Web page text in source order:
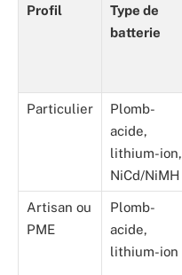
Profil
Type de
batterie
Particulier
Plomb-
acide,
lithium-ion,
NiCd/NiMH
Artisan ou
PME
Plomb-
acide,
lithium-ion